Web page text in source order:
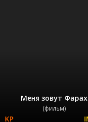
Меня зовут Фарах
(фильм)